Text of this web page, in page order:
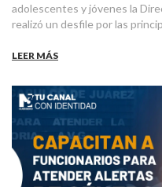
adolescentes y jóvenes la
realizó un desfile por las
LEER MÁS